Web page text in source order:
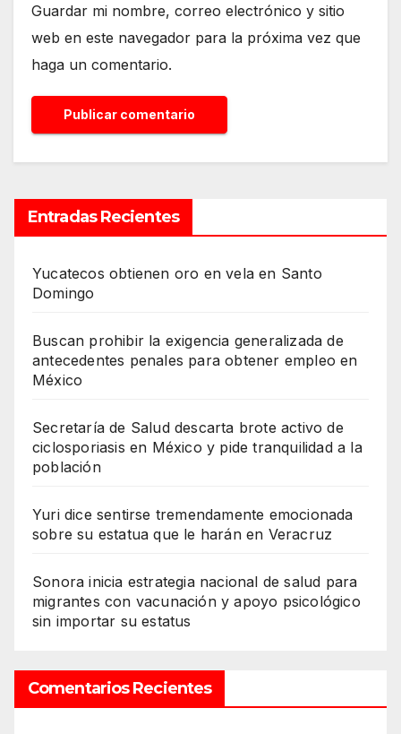
Guardar mi nombre, correo electrónico y sitio
web en este navegador para la próxima vez que
haga un comentario.
Entradas Recientes
Yucatecos obtienen oro en vela en Santo
Domingo
Buscan prohibir la exigencia generalizada de
antecedentes penales para obtener empleo en
México
Secretaría de Salud descarta brote activo de
ciclosporiasis en México y pide tranquilidad a la
población
Yuri dice sentirse tremendamente emocionada
sobre su estatua que le harán en Veracruz
Sonora inicia estrategia nacional de salud para
migrantes con vacunación y apoyo psicológico
sin importar su estatus
Comentarios Recientes